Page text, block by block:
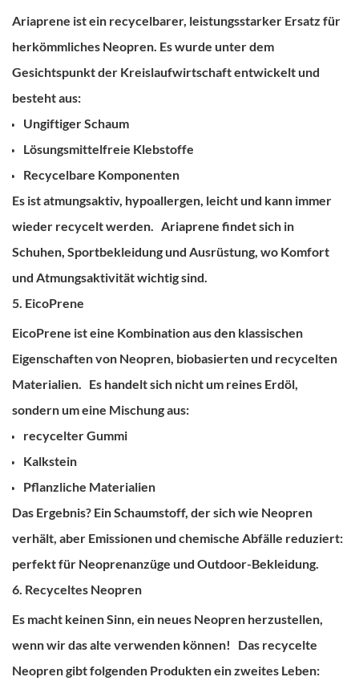
Ariaprene ist ein recycelbarer, leistungsstarker Ersatz für
herkömmliches Neopren. Es wurde unter dem
Gesichtspunkt der Kreislaufwirtschaft entwickelt und
besteht aus:
Ungiftiger Schaum
Lösungsmittelfreie Klebstoffe
Recycelbare Komponenten
Es ist atmungsaktiv, hypoallergen, leicht und kann immer
wieder recycelt werden. Ariaprene findet sich in
Schuhen, Sportbekleidung und Ausrüstung, wo Komfort
und Atmungsaktivität wichtig sind.
5. EicoPrene
EicoPrene ist eine Kombination aus den klassischen
Eigenschaften von Neopren, biobasierten und recycelten
Materialien. Es handelt sich nicht um reines Erdöl,
sondern um eine Mischung aus:
recycelter Gummi
Kalkstein
Pflanzliche Materialien
Das Ergebnis? Ein Schaumstoff, der sich wie Neopren
verhält, aber Emissionen und chemische Abfälle reduziert:
perfekt für Neoprenanzüge und Outdoor-Bekleidung.
6. Recyceltes Neopren
Es macht keinen Sinn, ein neues Neopren herzustellen,
wenn wir das alte verwenden können!
Das recycelte
Neopren gibt folgenden Produkten ein zweites Leben: